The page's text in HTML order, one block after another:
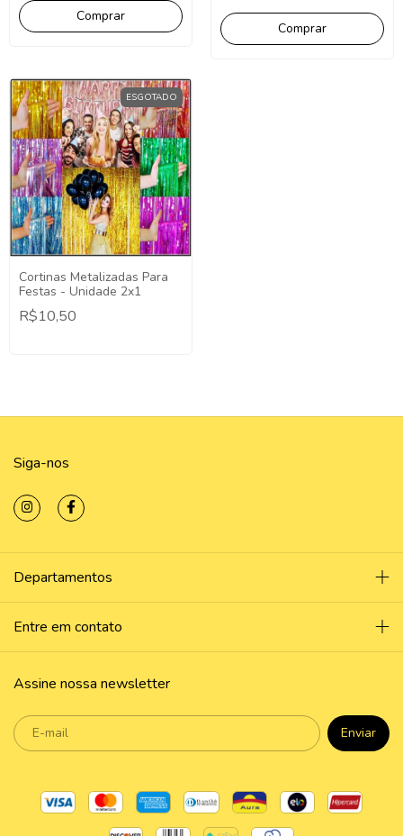
ESGOTADO
Cortinas Metalizadas Para
Festas - Unidade 2x1
R$10,50
Siga-nos
Departamentos
Entre em contato
Assine nossa newsletter